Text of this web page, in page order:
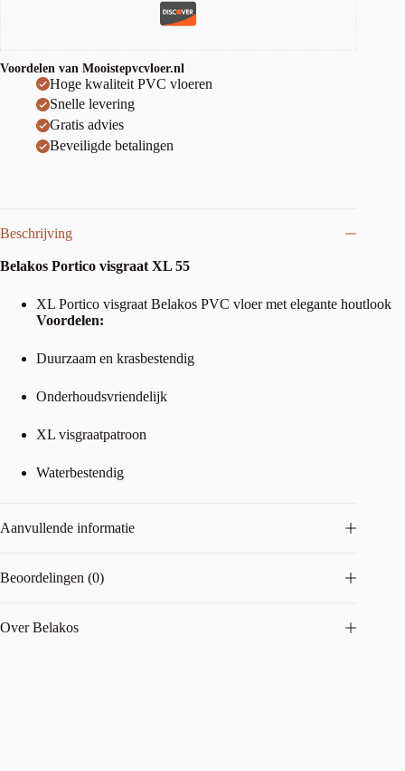
Voordelen van Mooistepvcvloer.nl
Hoge kwaliteit PVC vloeren
Snelle levering
Gratis advies
Beveiligde betalingen
Beschrijving
Belakos Portico visgraat XL 55
XL Portico visgraat Belakos PVC vloer met elegante houtlook
Voordelen:
Duurzaam en krasbestendig
Onderhoudsvriendelijk
XL visgraatpatroon
Waterbestendig
Aanvullende informatie
Beoordelingen (0)
Over Belakos